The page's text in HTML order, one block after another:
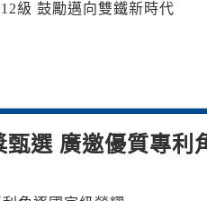
級 鼓勵邁向雙鐵新時代
甄選 廣邀優質專利